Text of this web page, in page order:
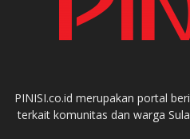
PINISI.co.id merupakan portal
terkait komunitas dan warga